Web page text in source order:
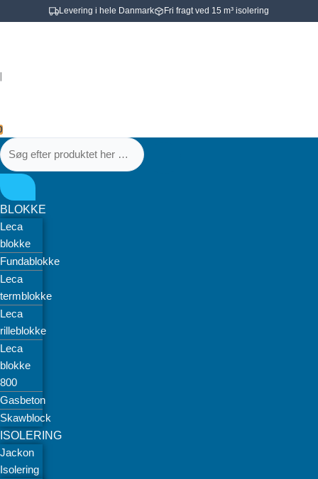
Levering i hele Danmark Fri fragt ved 15 m³ isolering
til
|her
BLOKKE
Leca
blokke
Fundablokke
Leca
termblokke
Leca
rilleblokke
Leca
blokke
800
Gasbeton
Skawblock
ISOLERING
Jackon
Isolering
her
VARIO
antal